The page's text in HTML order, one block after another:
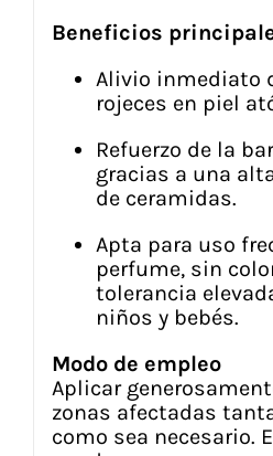
Beneficios
Alivio inmediato
rojeces en piel
Refuerzo de la
gracias a una
de ceramidas.
Apta para uso
perfume, sin
tolerancia
niños y bebés.
Modo de empleo
Aplicar
zonas afectadas
como sea necesario.